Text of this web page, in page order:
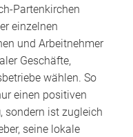
Partenkirchen
einzelnen
und Arbeitnehmer
Geschäfte,
wählen. So
einen positiven
, sondern ist zugleich
seine lokale